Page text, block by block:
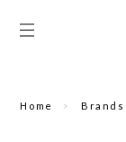
Home Brands